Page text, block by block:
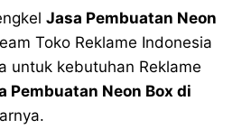
Jasa Pembuatan Neon
Toko Reklame Indonesia
untuk kebutuhan Reklame
Pembuatan Neon Box di